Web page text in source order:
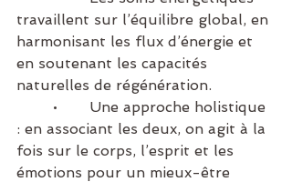
travaillent sur l’équilibre global, en
harmonisant les flux d’énergie et
en soutenant les capacités
naturelles de régénération.
: en associant les deux, on agit à la
fois sur le corps, l’esprit et les
émotions pour un mieux-être